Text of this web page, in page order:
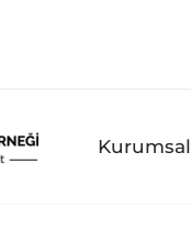
Kurumsal